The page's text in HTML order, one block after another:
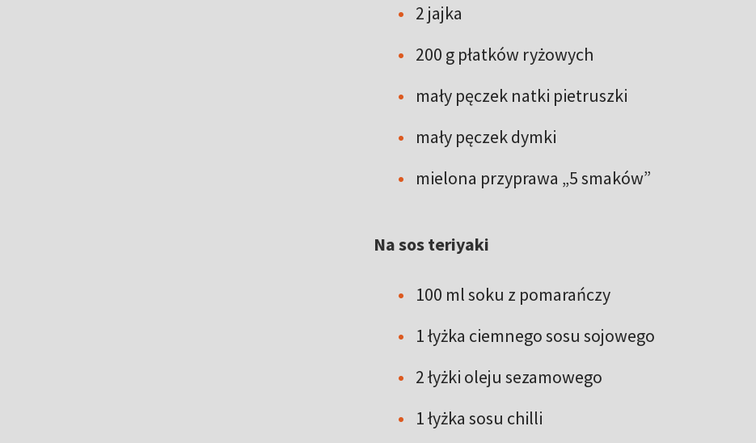
2 jajka
200 g płatków ryżowych
mały pęczek natki pietruszki
mały pęczek dymki
mielona przyprawa „5 smaków”
Na sos teriyaki
100 ml soku z pomarańczy
1 łyżka ciemnego sosu sojowego
2 łyżki oleju sezamowego
1 łyżka sosu chilli